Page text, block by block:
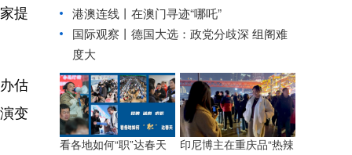
提
估
变
港澳连线丨 在澳门寻迹“哪吒”
国际观察丨 德国大选：政党分歧深 组阁难
度大
看各地如何“职”达春天
印尼博主在重庆品“热辣